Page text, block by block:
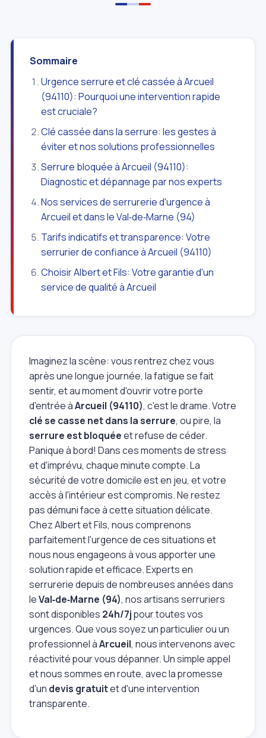
Sommaire
Urgence serrure et clé cassée à Arcueil
(94110): Pourquoi une intervention rapide
est cruciale?
Clé cassée dans la serrure: les gestes à
éviter et nos solutions professionnelles
Serrure bloquée à Arcueil (94110):
Diagnostic et dépannage par nos experts
Nos services de serrurerie d'urgence à
Arcueil et dans le Val‑de‑Marne (94)
Tarifs indicatifs et transparence: Votre
serrurier de confiance à Arcueil (94110)
Choisir Albert et Fils: Votre garantie d'un
service de qualité à Arcueil
Imaginez la scène: vous rentrez chez vous
après une longue journée, la fatigue se fait
sentir, et au moment d'ouvrir votre porte
d'entrée àArcueil (94110), c'est le drame. Votre
clé se casse net dans la serrure, ou pire, la
serrure est bloquéeet refuse de céder.
Panique à bord! Dans ces moments de stress
et d'imprévu, chaque minute compte. La
sécurité de votre domicile est en jeu, et votre
accès à l'intérieur est compromis. Ne restez
pas démuni face à cette situation délicate.
Chez Albert et Fils, nous comprenons
parfaitement l'urgence de ces situations et
nous nous engageons à vous apporter une
solution rapide et efficace. Experts en
serrurerie depuis de nombreuses années dans
leVal‑de‑Marne (94), nos artisans serruriers
sont disponibles 24h/7jpour toutes vos
urgences. Que vous soyez un particulier ou un
professionnel àArcueil, nous intervenons avec
réactivité pour vous dépanner. Un simple appel
et nous sommes en route, avec la promesse
d'un devis gratuitet d'une intervention
transparente.